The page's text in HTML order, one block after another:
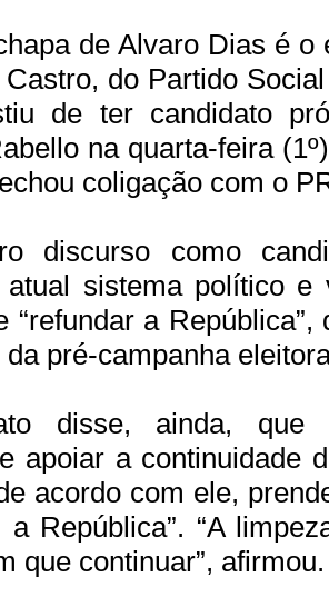
de Alvaro Dias é o
Castro, do Partido
de ter candidato
na quarta-feira
coligação com o
discurso como
sistema político e
“refundar a República”,
da pré-campanha
disse, ainda, que
apoiar a continuidade
acordo com ele,
a República”. “A
que continuar”,